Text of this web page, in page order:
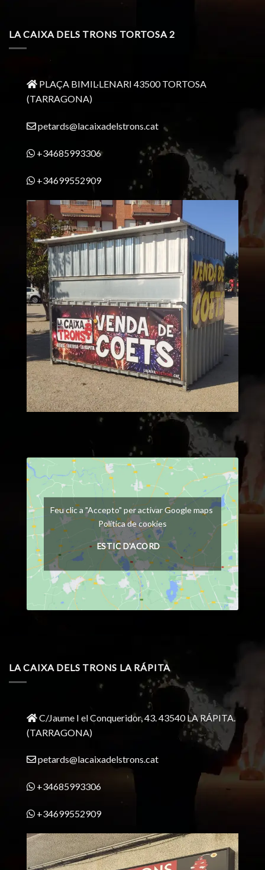
LA CAIXA DELS TRONS TORTOSA 2
PLAÇA BIMIL·LENARI 43500 TORTOSA
(TARRAGONA)
petards@lacaixadelstrons.cat
+34685993306
+34699552909
Feu clic a "Accepto" per activar Google maps
Política de cookies
ESTIC D'ACORD
LA CAIXA DELS TRONS LA RÁPITA
C/Jaume I el Conqueridor, 43. 43540 LA RÁPITA.
(TARRAGONA)
petards@lacaixadelstrons.cat
+34685993306
+34699552909